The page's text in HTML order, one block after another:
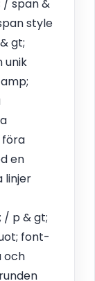
/ span &
style
gt;
unik
en
linjer
/ p & gt;
font-
och